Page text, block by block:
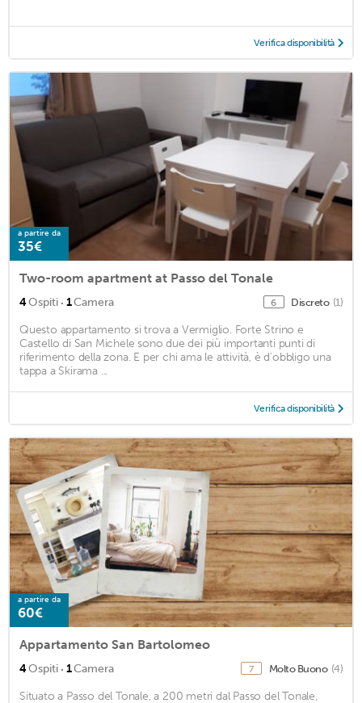
Verifica disponibilità
a partire da
35€
Two-room apartment at Passo del Tonale
4Ospiti · 1Camera 6 Discreto (1)
Questo appartamento si trova a Vermiglio. Forte Strino e
Castello di San Michele sono due dei più importanti punti di
riferimento della zona. E per chi ama le attività, è d'obbligo una
tappa a Skirama ...
Verifica disponibilità
a partire da
60€
Appartamento San Bartolomeo
4Ospiti · 1Camera 7 Molto Buono (4)
Situato a Passo del Tonale, a 200 metri dal Passo del Tonale,